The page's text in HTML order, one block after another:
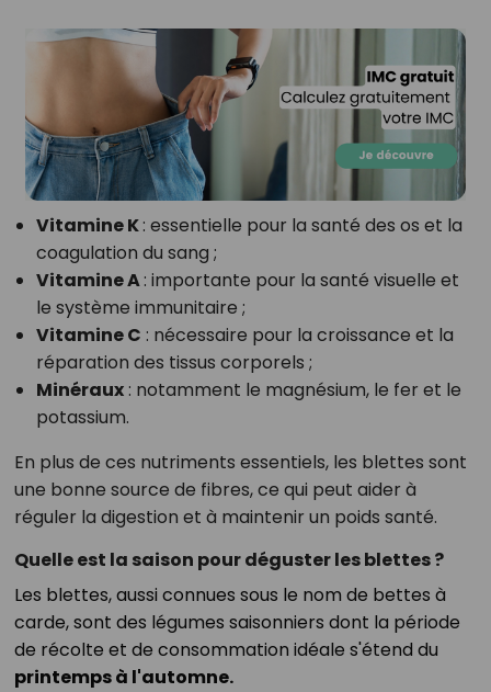
Vitamine K: essentielle pour la santé des os et la
coagulation du sang ;
Vitamine A: importante pour la santé visuelle et
le système immunitaire ;
Vitamine C : nécessaire pour la croissance et la
réparation des tissus corporels ;
Minéraux: notamment le magnésium, le fer et le
potassium.
En plus de ces nutriments essentiels, les blettes sont
une bonne source de fibres, ce qui peut aider à
réguler la digestion et à maintenir un poids santé.
Quelle est la saison pour déguster les blettes ?
Les blettes, aussi connues sous le nom de bettes à
carde, sont des légumes saisonniers dont la période
de récolte et de consommation idéale s'étend du
printemps à l'automne.